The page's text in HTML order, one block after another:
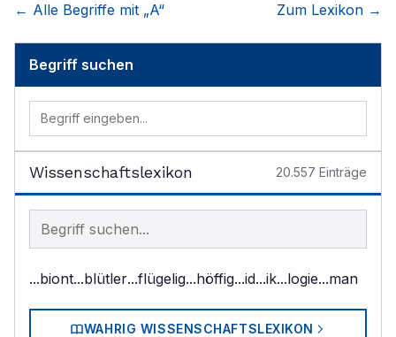
← Alle Begriffe mit „A“ Zum Lexikon →
Begriff suchen
Wissenschaftslexikon 20.557 Einträge
Begriff im Lexikon suchen
...biont...blütler...flügelig...höffig...id...ik...logie...man
WAHRIG WISSENSCHAFTSLEXIKON